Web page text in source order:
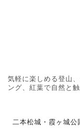
気軽に楽しめる登山
ング、紅葉で自然と
二本松城・霞ヶ城公